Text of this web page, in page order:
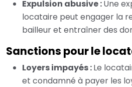
Expulsion abusive :Une
locataire peut engager la
bailleur et entraîner des
Sanctions pour le
Loyers impayés :Le
et condamné à payer les